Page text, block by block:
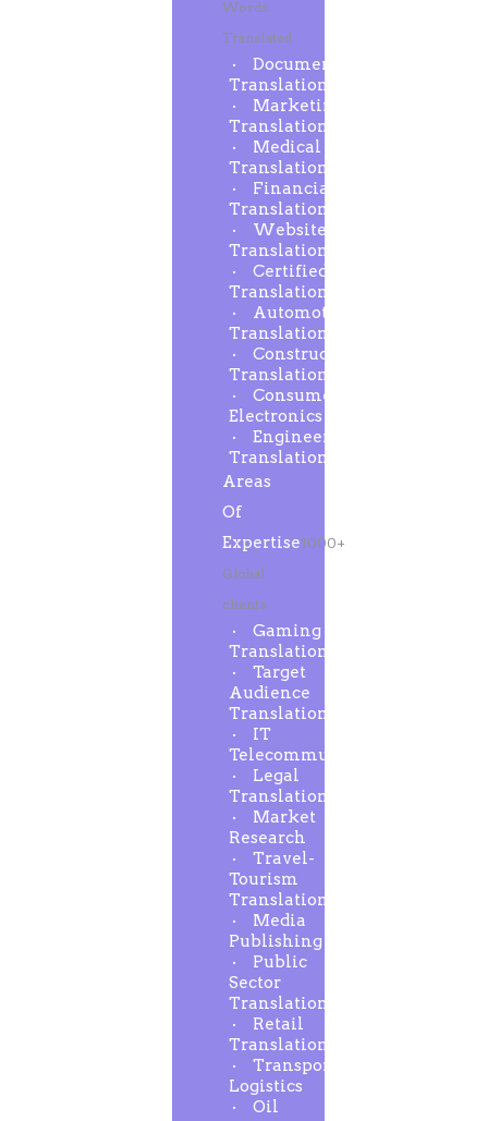
Words
Translated
Document
Translation
Marketing
Translation
Medical
Translation
Financial
Translation
Website
Translation
Certified
Translation
Automotive
Translation
Construction
Translation
Consumer
Electronics
Engineering
Translation
Areas
Of
Expertise1000+
Global
clients
Gaming
Translation
Target
Audience
Translation
IT
Telecommunication
Legal
Translation
Market
Research
Travel-
Tourism
Translation
Media
Publishing
Public
Sector
Translation
Retail
Translation
Transport-
Logistics
Oil